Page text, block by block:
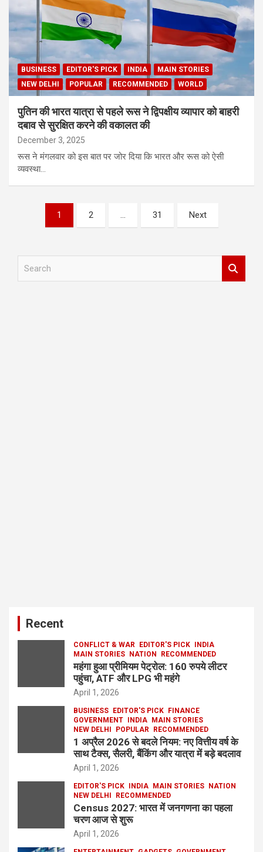
BUSINESS EDITOR'S PICK INDIA
MAIN STORIES
NEW DELHI
POPULAR RECOMMENDED WORLD
पुतिन की भारत यात्रा से पहले रूस ने द्विपक्षीय व्यापार को बाहरी
दबाव से सुरक्षित करने की वकालत की
December 3, 2025
रूस ने मंगलवार को इस बात पर जोर दिया कि भारत और रूस को ऐसी
व्यवस्था…
pagination
1 2 … 31 Next
Recent
CONFLICT & WAR EDITOR'S PICK
INDIA
MAIN STORIES
NATION RECOMMENDED
महंगा हुआ प्रीमियम पेट्रोल: 160 रुपये लीटर
पहुंचा, ATF और LPG भी महंगे
April 1, 2026
BUSINESS EDITOR'S PICK
FINANCE
GOVERNMENT
INDIA
MAIN STORIES
NEW DELHI
POPULAR RECOMMENDED
1 अप्रैल 2026 से बदले नियम: नए वित्तीय वर्ष के
साथ टैक्स, सैलरी, बैंकिंग और यात्रा में बड़े बदलाव
April 1, 2026
EDITOR'S PICK INDIA MAIN STORIES
NATION
NEW DELHI
RECOMMENDED
Census 2027: भारत में जनगणना का पहला
चरण आज से शुरू
April 1, 2026